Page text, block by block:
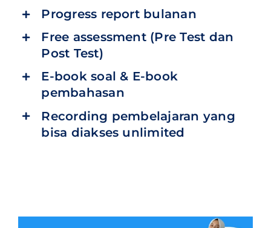
Progress report bulanan
Free assessment (Pre Test dan
Post Test)
E-book soal & E-book
pembahasan
Recording pembelajaran yang
bisa diakses unlimited